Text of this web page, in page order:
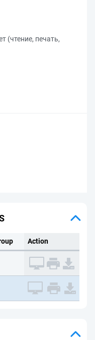
(чтение, печать,
Action